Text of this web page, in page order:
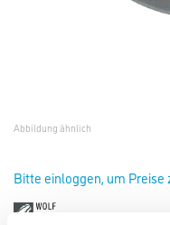
Abbildung ähnlich
Bitte einloggen, um Preise